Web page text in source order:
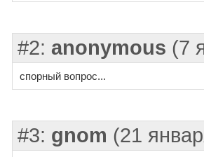
#2: anonymous (7
спорный вопрос...
#3: gnom (21